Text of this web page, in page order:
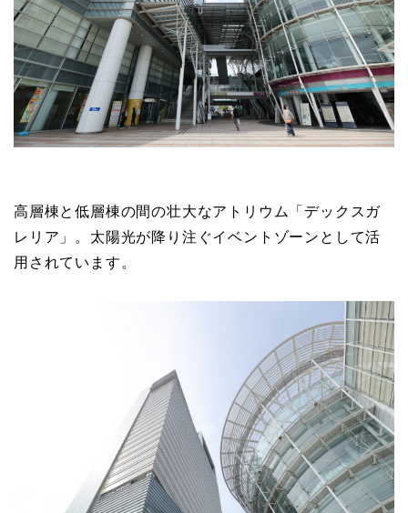
高層棟と低層棟の間の壮大なアトリウム「デックスガ
レリア」。太陽光が降り注ぐイベントゾーンとして活
用されています。